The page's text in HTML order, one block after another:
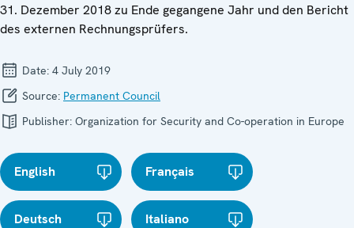
31. Dezember 2018 zu Ende gegangene Jahr und den Bericht
des externen Rechnungsprüfers.
Date: 4 July 2019
Source: Permanent Council
Publisher: Organization for Security and Co-operation in Europe
English Français
Deutsch Italiano